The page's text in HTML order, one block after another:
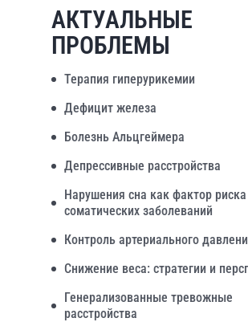
АКТУАЛЬНЫЕ
ПРОБЛЕМЫ
Терапия гиперурикемии
Дефицит железа
Болезнь Альцгеймера
Депрессивные расстройства
Нарушения сна как фактор риска
соматических заболеваний
Контроль артериального
Снижение веса: стратегии и
Генерализованные тревожные
расстройства